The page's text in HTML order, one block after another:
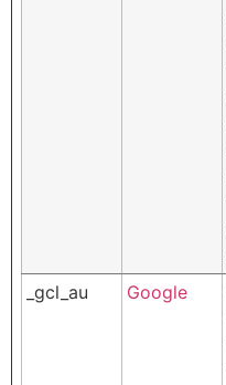
_gcl_au
Google